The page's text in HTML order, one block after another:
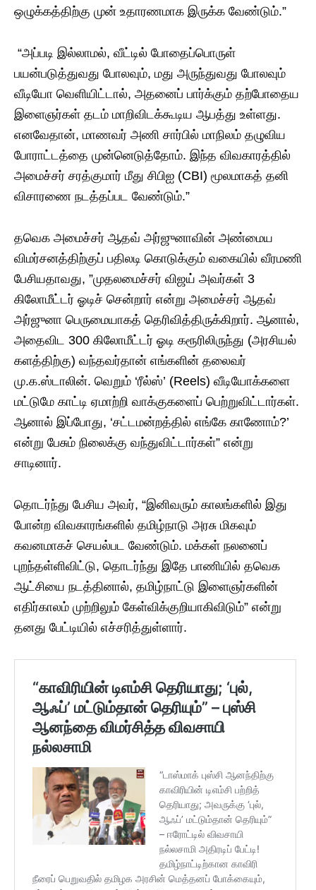
ஒழுக்கத்திற்கு முன் உதாரணமாக இருக்க வேண்டும்.”
​ “அப்படி இல்லாமல், வீட்டில் போதைப்பொருள்
பயன்படுத்துவது போலவும், மது அருந்துவது போலவும்
வீடியோ வெளியிட்டால், அதனைப் பார்க்கும் தற்போதைய
இளைஞர்கள் தடம் மாறிவிடக்கூடிய ஆபத்து உள்ளது.
எனவேதான், மாணவர் அணி சார்பில் மாநிலம் தழுவிய
போராட்டத்தை முன்னெடுத்தோம். இந்த விவகாரத்தில்
அமைச்சர் சரத்குமார் மீது சிபிஐ (CBI) மூலமாகத் தனி
விசாரணை நடத்தப்பட வேண்டும்.”
​தவெக அமைச்சர் ஆதவ் அர்ஜுனாவின் அண்மைய
விமர்சனத்திற்குப் பதிலடி கொடுக்கும் வகையில் வீரமணி
பேசியதாவது, ​”முதலமைச்சர் விஜய் அவர்கள் 3
கிலோமீட்டர் ஓடிச் சென்றார் என்று அமைச்சர் ஆதவ்
அர்ஜுனா பெருமையாகத் தெரிவித்திருக்கிறார். ஆனால்,
அதைவிட 300 கிலோமீட்டர் ஓடி கரூரிலிருந்து (அரசியல்
களத்திற்கு) வந்தவர்தான் எங்களின் தலைவர்
மு.க.ஸ்டாலின். வெறும் ‘ரீல்ஸ்’ (Reels) வீடியோக்களை
மட்டுமே காட்டி ஏமாற்றி வாக்குகளைப் பெற்றுவிட்டார்கள்.
ஆனால் இப்போது, ‘சட்டமன்றத்தில் எங்கே காணோம்?’
என்று பேசும் நிலைக்கு வந்துவிட்டார்கள்” என்று
சாடினார்.
​தொடர்ந்து பேசிய அவர், “இனிவரும் காலங்களில் இது
போன்ற விவகாரங்களில் தமிழ்நாடு அரசு மிகவும்
கவனமாகச் செயல்பட வேண்டும். மக்கள் நலனைப்
புறந்தள்ளிவிட்டு, தொடர்ந்து இதே பாணியில் தவெக
ஆட்சியை நடத்தினால், தமிழ்நாட்டு இளைஞர்களின்
எதிர்காலம் முற்றிலும் கேள்விக்குறியாகிவிடும்” என்று
தனது பேட்டியில் எச்சரித்துள்ளார்.